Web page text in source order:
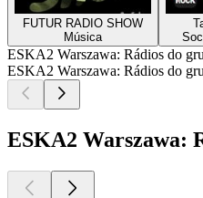
FUTUR RADIO SHOW
Música
ESKA2 Warszawa: Rádios do
ESKA2 Warszawa: Rádios do
ESKA2 Warszawa: